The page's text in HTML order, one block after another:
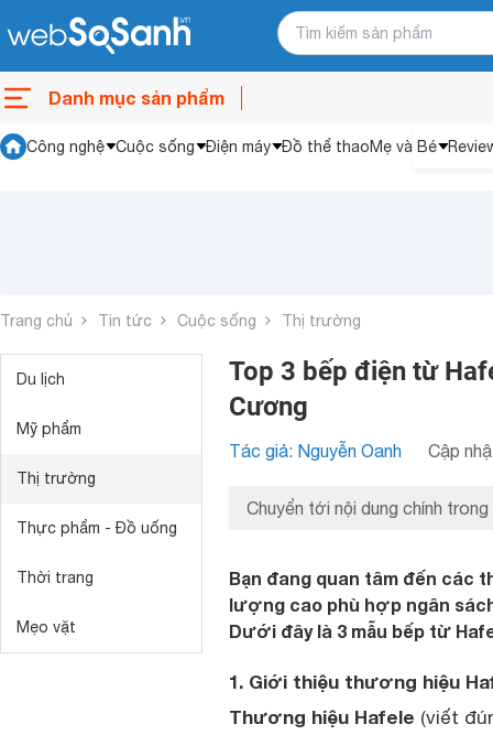
Danh mục sản phẩm
Công nghệ Cuộc sống Điện máy Đồ thể thaoMẹ và Bé
Trang chủ Tin tức Cuộc sống Thị trường
Du lịch
Mỹ phẩm
Thị trường
Thực phẩm - Đồ uống
Thời trang
Mẹo vặt
Top 3 bếp điện từ
Cương
Tác giả: Nguyễn Oanh Cập
Chuyển tới nội dung chính trong
Bạn đang quan tâm đến các
lượng cao phù hợp ngân
Dưới đây là 3 mẫu bếp từ
1. Giới thiệu thương hiệu
Thương hiệu Hafele (viết